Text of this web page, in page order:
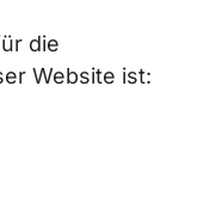
die
Website ist: